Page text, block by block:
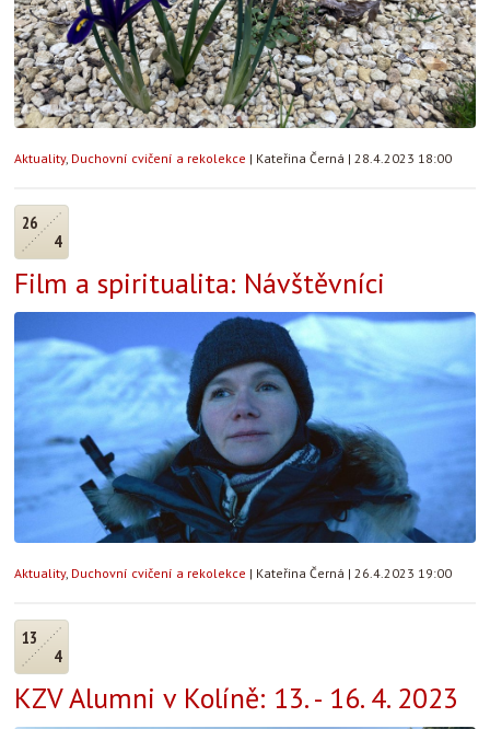
Aktuality, Duchovní cvičení a rekolekce | Kateřina Černá | 28.4.2023 18:00
26
4
Film a spiritualita: Návštěvníci
Aktuality, Duchovní cvičení a rekolekce | Kateřina Černá | 26.4.2023 19:00
13
4
KZV Alumni v Kolíně: 13. - 16. 4. 2023